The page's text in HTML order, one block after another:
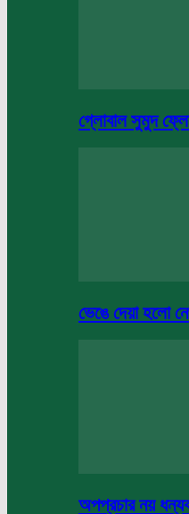
গ্লোবাল সুমুদ
ভেঙে দেয়া হলো
অপপ্রচার নয়